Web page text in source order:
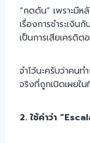
“กดดัน” เพราะมีห
เรื่องการชำระเงิน
เป็นการเสียเครดิต
จำไว้นะครับว่าคน
จริงที่ถูกเปิดเผยใ
2. ใช้คำว่า